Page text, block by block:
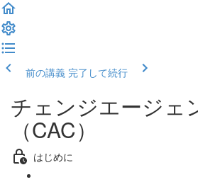
前の講義 完了して続行
チェンジエージェ
（CAC）
はじめに